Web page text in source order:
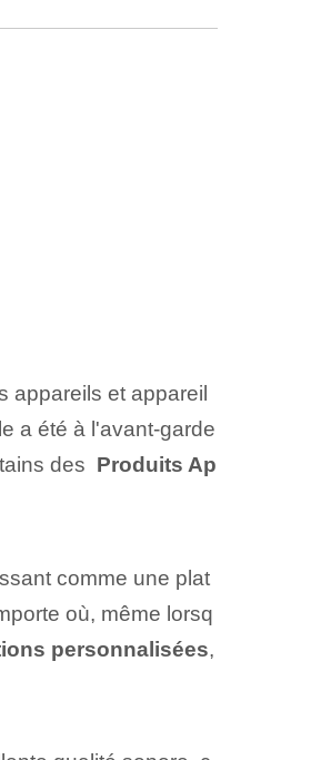
appareils et appareil
a été à l'avant-garde
des
Produits Ap
comme une plat
où, même lorsq
personnalisées,